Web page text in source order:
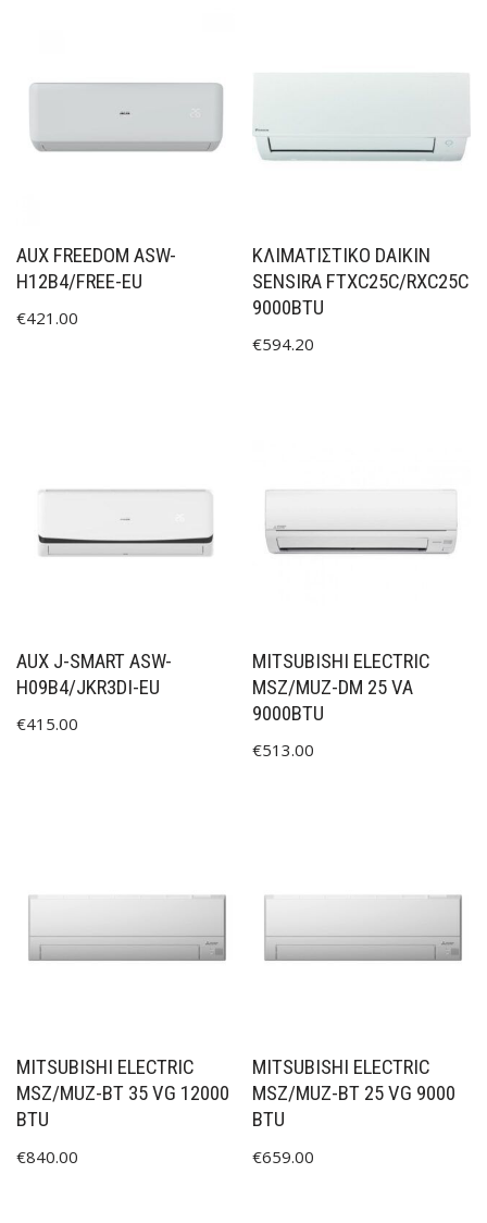
AUX FREEDOM ASW-
H12B4/FREE-EU
€421.00
ΚΛΙΜΑΤΙΣΤΙΚΟ DAIKIN
SENSIRA FTXC25C/RXC25C
9000BTU
€594.20
AUX J-SMART ASW-
H09B4/JKR3DI-EU
€415.00
MITSUBISHI ELECTRIC
MSZ/MUZ-DM 25 VA
9000BTU
€513.00
MITSUBISHI ELECTRIC
MSZ/MUZ-BT 35 VG 12000
BTU
€840.00
MITSUBISHI ELECTRIC
MSZ/MUZ-BT 25 VG 9000
BTU
€659.00